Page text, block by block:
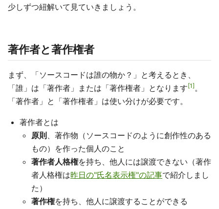
少しずつ紐解いて見ていきましょう。
著作者と著作権者
まず、「ソースコードは誰の物か？」と考えるとき、
「誰」は「著作者」または「著作権者」となります 1 。
「著作者」と「著作権者」は使い分けが必要です。
著作者とは
原則 、著作物（ソースコードのように創作性のある
もの）を作った個人のこと
著作者人格権を持ち、他人には譲渡できない（著作
者人格権は昨日の"氏名表示権"の記事で紹介しまし
た）
著作権を持ち、他人に譲渡することができる